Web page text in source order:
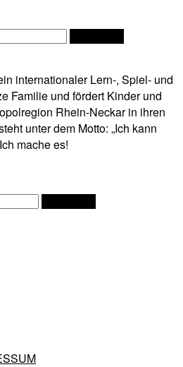
internationaler Lern-, Spiel- und
Familie und fördert Kinder und
Rhein-Neckar in ihren
unter dem Motto: „Ich kann
mache es!